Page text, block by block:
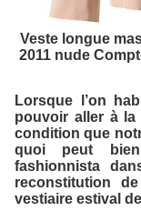
Veste longue
2011 nude
Lorsque l’on
pouvoir aller à la
condition que
quoi peut bien
fashionnista
reconstitution
vestiaire estival